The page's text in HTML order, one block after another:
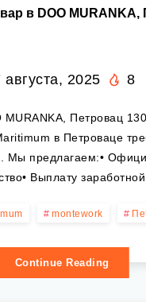
в DOO
августа, 2025 8
MURANKA, Петровац
в Петроваце
Мы предлагаем:•
Выплату
montework
Continue Reading